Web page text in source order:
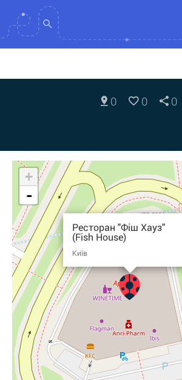
0 0 0
Ресторан "Фіш Хауз"
(Fish House)
Київ
+
-